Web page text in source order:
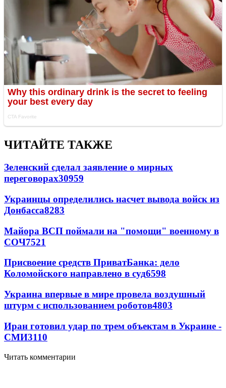
ЧИТАЙТЕ ТАКЖЕ
Зеленский сделал заявление о мирных
переговорах30959
Украинцы определились насчет вывода войск из
Донбасса8283
Майора ВСП поймали на "помощи" военному в
СОЧ7521
Присвоение средств ПриватБанка: дело
Коломойского направлено в суд6598
Украина впервые в мире провела воздушный
штурм с использованием роботов4803
Иран готовил удар по трем объектам в Украине -
СМИ3110
Читать комментарии